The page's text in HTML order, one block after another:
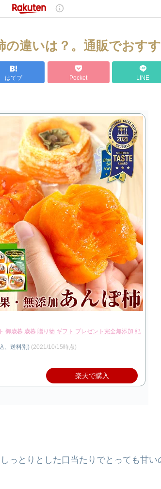
違いは？。通販でおすす
はてブ Pocket LINE
御歳暮 歳暮 贈り物 ギフト プレゼント完全無添加 紀
、送料別) (2021/10/15時点)
楽天で購入
っとりとした口当たりでとっても甘